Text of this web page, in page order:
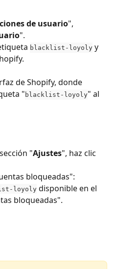
de usuario",
".
blacklist-loyoly y
de Shopify, donde
" blacklist-loyoly" al
"Ajustes", haz clic
bloqueadas":
loyoly disponible en el
bloqueadas".